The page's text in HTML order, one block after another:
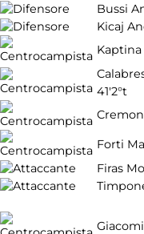
Bussi
Kicaj
41'2°t
Forti
Firas